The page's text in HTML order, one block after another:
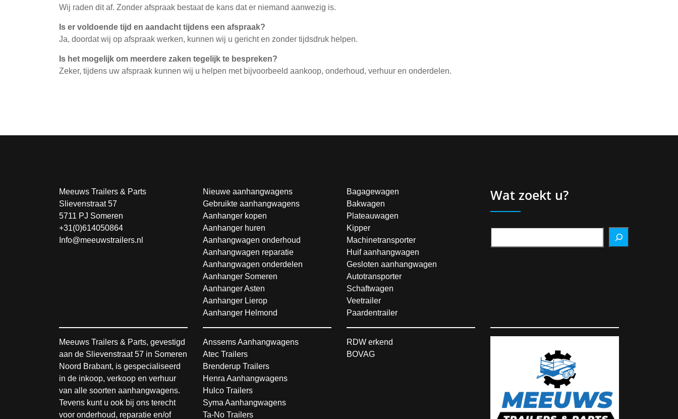
Wij raden dit af. Zonder afspraak bestaat de kans dat er niemand aanwezig is.
Is er voldoende tijd en aandacht tijdens een afspraak?
Ja, doordat wij op afspraak werken, kunnen wij u gericht en zonder tijdsdruk helpen.
Is het mogelijk om meerdere zaken tegelijk te bespreken?
Zeker, tijdens uw afspraak kunnen wij u helpen met bijvoorbeeld aankoop, onderhoud, verhuur en onderdelen.
Meeuws Trailers & Parts
Slievenstraat 57
5711 PJ Someren
+31(0)614050864
Info@meeuwstrailers.nl
Nieuwe aanhangwagens
Gebruikte aanhangwagens
Aanhanger kopen
Aanhanger huren
Aanhangwagen onderhoud
Aanhangwagen reparatie
Aanhangwagen onderdelen
Aanhanger Someren
Aanhanger Asten
Aanhanger Lierop
Aanhanger Helmond
Bagagewagen
Bakwagen
Plateauwagen
Kipper
Machinetransporter
Huif aanhangwagen
Gesloten aanhangwagen
Autotransporter
Schaftwagen
Veetrailer
Paardentrailer
Wat zoekt u?
Meeuws Trailers & Parts, gevestigd
aan de Slievenstraat 57 in Someren
Noord Brabant, is gespecialiseerd
in de inkoop, verkoop en verhuur
van alle soorten aanhangwagens.
Tevens kunt u ook bij ons terecht
voor onderhoud, reparatie en/of
Anssems Aanhangwagens
Atec Trailers
Brenderup Trailers
Henra Aanhangwagens
Hulco Trailers
Syma Aanhangwagens
Ta-No Trailers
RDW erkend
BOVAG